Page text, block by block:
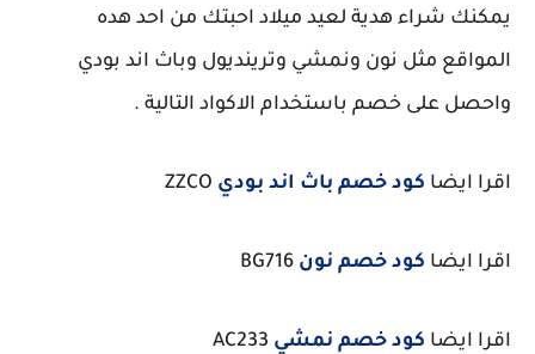
يمكنك شراء هدية لعيد ميلاد احبتك من احد هده
المواقع مثل نون ونمشي وترينديول وباث اند بودي
واحصل على خصم باستخدام الاكواد التالية .
اقرا ايضا كود خصم باث اند بودي
اقرا ايضا كود خصم نون
اقرا ايضا كود خصم نمشي